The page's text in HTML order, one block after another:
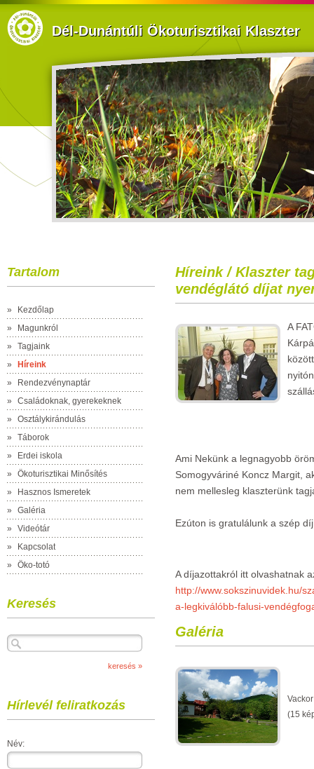
Dél-Dunántúli Ökoturisztikai Klaszter
Tartalom
»
Kezdőlap
»
Magunkról
»
Tagjaink
»
Híreink
»
Rendezvénynaptár
»
Családoknak, gyerekeknek
»
Osztálykirándulás
»
Táborok
»
Erdei iskola
»
Ökoturisztikai Minősítés
»
Hasznos Ismeretek
»
Galéria
»
Videótár
»
Kapcsolat
»
Öko-totó
Keresés
Hírlevél feliratkozás
Név:
Híreink / Klaszter
vendéglátó díjat
A
Ami Nekünk a legnagyobb
Somogyváriné Koncz Margit,
nem mellesleg klaszterünk
Ezúton is gratulálunk a szép
A díjazottakról itt olvashatnak
http://www.sokszinuvidek.hu/
a-legkiválóbb-falusi-
Galéria
(15